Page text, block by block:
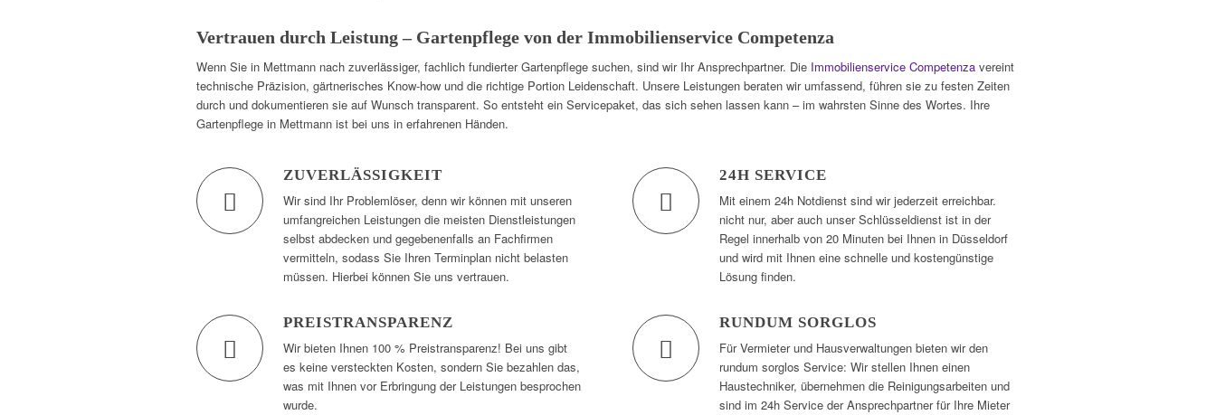
Vertrauen durch Leistung – Gartenpflege von der Immobilienservice Competenza
Wenn Sie in Mettmann nach zuverlässiger, fachlich fundierter Gartenpflege suchen, sind wir Ihr Ansprechpartner. Die Immobilienservice Competenza vereint
technische Präzision, gärtnerisches Know-how und die richtige Portion Leidenschaft. Unsere Leistungen beraten wir umfassend, führen sie zu festen Zeiten
durch und dokumentieren sie auf Wunsch transparent. So entsteht ein Servicepaket, das sich sehen lassen kann – im wahrsten Sinne des Wortes. Ihre
Gartenpflege in Mettmann ist bei uns in erfahrenen Händen.
ZUVERLÄSSIGKEIT
Wir sind Ihr Problemlöser, denn wir können mit unseren
umfangreichen Leistungen die meisten Dienstleistungen
selbst abdecken und gegebenenfalls an Fachfirmen
vermitteln, sodass Sie Ihren Terminplan nicht belasten
müssen. Hierbei können Sie uns vertrauen.
24H SERVICE
Mit einem 24h Notdienst sind wir jederzeit erreichbar.
nicht nur, aber auch unser Schlüsseldienst ist in der
Regel innerhalb von 20 Minuten bei Ihnen in Düsseldorf
und wird mit Ihnen eine schnelle und kostengünstige
Lösung finden.
PREISTRANSPARENZ
Wir bieten Ihnen 100 % Preistransparenz! Bei uns gibt
es keine versteckten Kosten, sondern Sie bezahlen das,
was mit Ihnen vor Erbringung der Leistungen besprochen
wurde.
RUNDUM SORGLOS
Für Vermieter und Hausverwaltungen bieten wir den
rundum sorglos Service: Wir stellen Ihnen einen
Haustechniker, übernehmen die Reinigungsarbeiten und
sind im 24h Service der Ansprechpartner für Ihre Mieter